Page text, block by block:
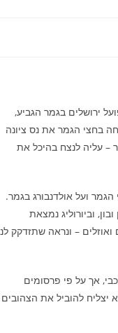
שהפסידה להפועל ירושלים בגמר הגביע,
בחצי הגמר את נס ציונה
– עליה לנצח בהיכל את
ועל אולדנבורג בגמר.
וביורוליג נמצאת
הולכים ואוזלים – ונראה שתזדקק
אך על פי פרסומים
יצליח להוביל את הצהובים